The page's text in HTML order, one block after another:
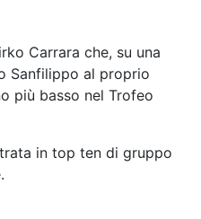
Carrara che, su una
Sanfilippo al proprio
più basso nel Trofeo
in top ten di gruppo